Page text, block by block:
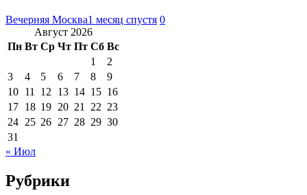
Вечерняя Москва1 месяц спустя 0
Август 2026
Пн Вт Ср Чт Пт Сб Вс
1
2
3
4 5 6 7 8
9
10 11 12 13 14 15 16
17 18 19 20 21 22 23
24 25 26 27 28 29 30
31
« Июл
Рубрики